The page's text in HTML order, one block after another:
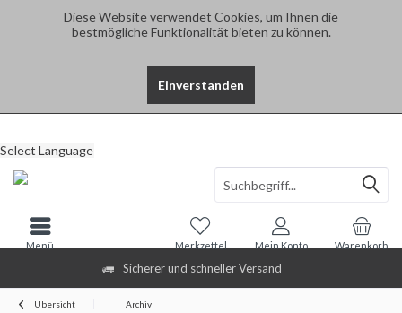
Diese Website verwendet Cookies, um Ihnen die
bestmögliche Funktionalität bieten zu können.
Einverstanden
Sicherer und schneller Versand
Select Language
Warenkorb
Merkzettel Mein Konto
Menü
Übersicht Archiv